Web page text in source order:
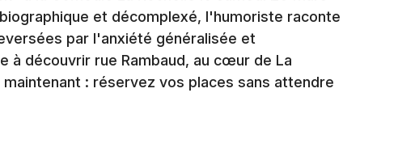
Newsletter des sorties
et décomplexé, l'humoriste raconte
par l'anxiété généralisée et
à découvrir rue Rambaud, au cœur de La
: réservez vos places sans attendre